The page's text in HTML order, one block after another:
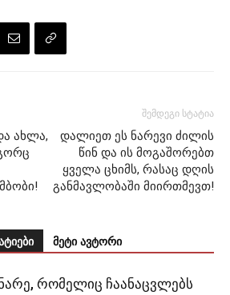
ახლა,
შემდეგი სტატია
დალიეთ ეს ნარევი ძილის
წინ და ის მოგაშორებთ
ყველა ცხიმს, რასაც დღის
განმავლობაში მიირთმევთ!
მეტი ავტორი
რომელიც ჩაანაცვლებს